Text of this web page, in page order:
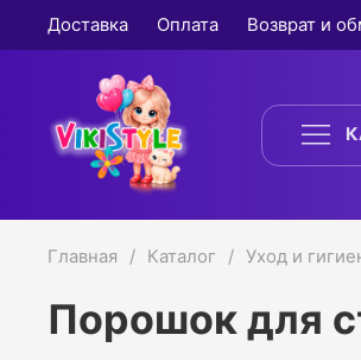
Доставка Оплата Возврат и
Главная Каталог Уход и
Порошок для